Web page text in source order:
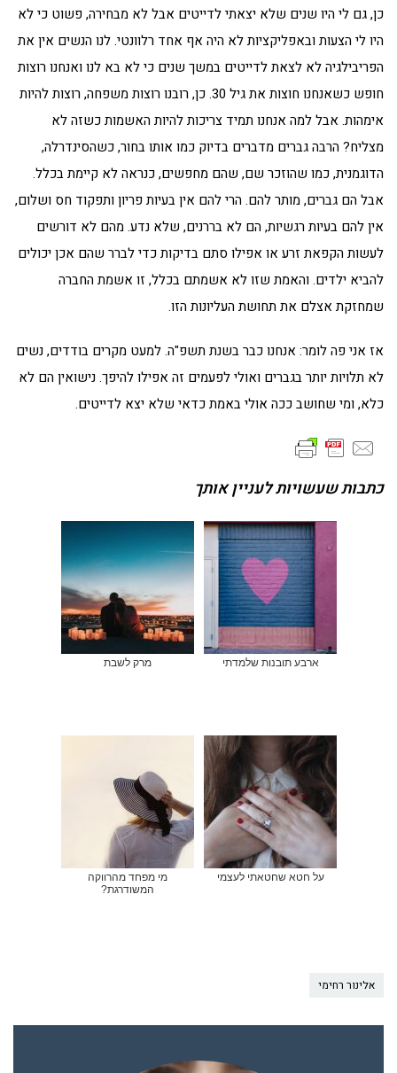
כן, גם לי היו שנים שלא יצאתי לדייטים אבל לא מבחירה, פשוט כי לא
היו לי הצעות ובאפליקציות לא היה אף אחד רלוונטי. לנו הנשים אין את
הפריבילגיה לא לצאת לדייטים במשך שנים כי לא בא לנו ואנחנו רוצות
חופש כשאנחנו חוצות את גיל 30. כן, רובנו רוצות משפחה, רוצות להיות
אימהות. אבל למה אנחנו תמיד צריכות להיות האשמות כשזה לא
מצליח? הרבה גברים מדברים בדיוק כמו אותו בחור, כשהסינדרלה,
הדוגמנית, כמו שהוזכר שם, שהם מחפשים, כנראה לא קיימת בכלל.
אבל הם גברים, מותר להם. הרי להם אין בעיות פריון ותפקוד חס ושלום,
אין להם בעיות רגשיות, הם לא בררנים, שלא נדע. מהם לא דורשים
לעשות הקפאת זרע או אפילו סתם בדיקות כדי לברר שהם אכן יכולים
להביא ילדים. והאמת שזו לא אשמתם בכלל, זו אשמת החברה
שמחזקת אצלם את תחושת העליונות הזו.
אז אני פה לומר: אנחנו כבר בשנת תשפ"ה. למעט מקרים בודדים, נשים
לא תלויות יותר בגברים ואולי לפעמים זה אפילו להיפך. נישואין הם לא
כלא, ומי שחושב ככה אולי באמת כדאי שלא יצא לדייטים.
כתבות שעשויות לעניין אותך
ארבע תובנות שלמדתי מרק לשבת
על חטא שחטאתי לעצמי
מי מפחד מהרווקה
המשודרגת?
אלינור רחימי